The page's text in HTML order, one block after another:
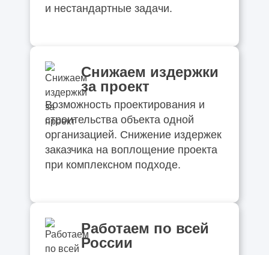
и нестандартные задачи.
Снижаем издержки
за проект
Возможность проектирования и
строительства объекта одной
организацией. Снижение издержек
заказчика на воплощение проекта
при комплексном подходе.
Работаем по всей
России